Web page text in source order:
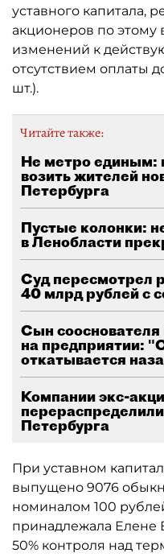
уставного капитала,
акционеров по этому
изменений к
отсутствием оплаты
шт.).
Читайте также:
Не метро единым:
возить жителей
Петербурга
Пустые колонки:
в Ленобласти
Суд пересмотрел
40 млрд рублей с
Сын
на предприятии:
откатывается
Компании экс-
Петербурга
При уставном
выпущено 9076
номиналом 100
принадлежала Елене
50% контроля над